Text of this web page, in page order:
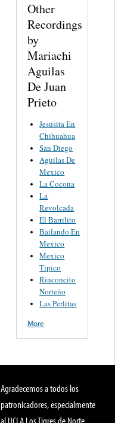
Other
Recordings
by
Mariachi
Aguilas
De Juan
Prieto
Jesusita En
Chihuahua
San Diego
Aguilas De
Mexico
La Cocona
La
Revolcada
El Barrilito
Bailando En
Mexico
Mexico
Tipico
Rinconcito
Norteño
Las Perlitas
More
Agradecemos a todos los
patronicadores, especialmente
al UCLA Los Tigres de Norte